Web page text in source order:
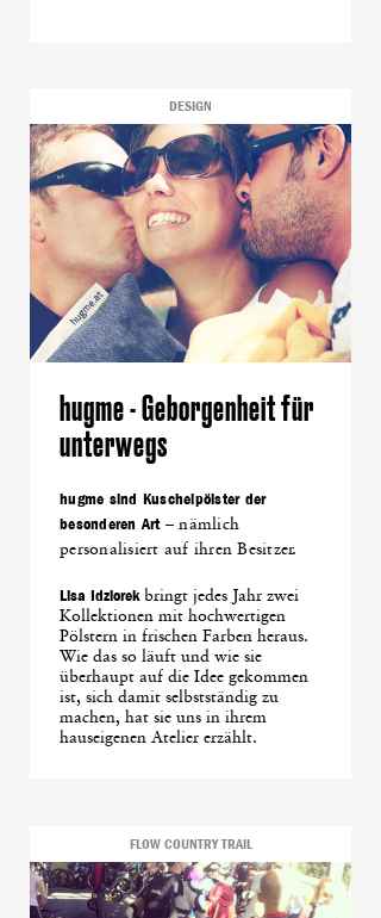
DESIGN
hugme - Geborgenheit für
unterwegs
hugme sind Kuschelpölster der
besonderen Art– nämlich
personalisiert auf ihren Besitzer.
Lisa Idziorekbringt jedes Jahr zwei
Kollektionen mit hochwertigen
Pölstern in frischen Farben heraus.
Wie das so läuft und wie sie
überhaupt auf die Idee gekommen
ist, sich damit selbstständig zu
machen, hat sie uns in ihrem
hauseigenen Atelier erzählt.
FLOW COUNTRY TRAIL